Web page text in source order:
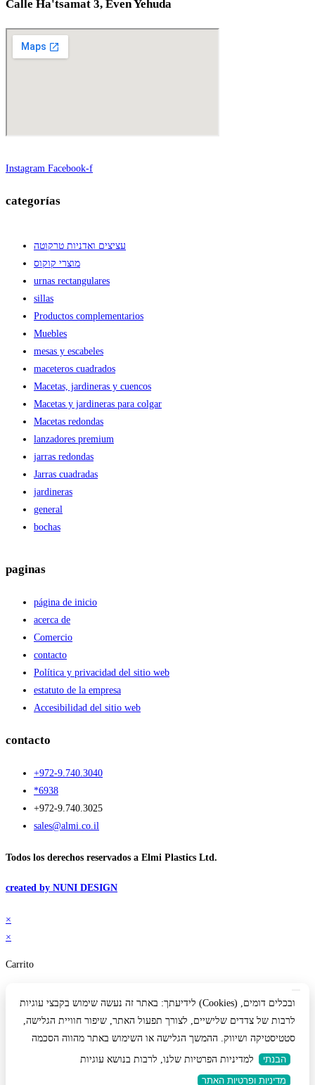
Calle Ha'tsamat 3, Even Yehuda
Instagram Facebook-f
categorías
עציצים ואדניות טרקוטה
מוצרי קוקוס
urnas rectangulares
sillas
Productos complementarios
Muebles
mesas y escabeles
maceteros cuadrados
Macetas, jardineras y cuencos
Macetas y jardineras para colgar
Macetas redondas
lanzadores premium
jarras redondas
Jarras cuadradas
jardineras
general
bochas
paginas
página de inicio
acerca de
Comercio
contacto
Política y privacidad del sitio web
estatuto de la empresa
Accesibilidad del sitio web
contacto
+972-9.740.3040
*6938
+972-9.740.3025
sales@almi.co.il
Todos los derechos reservados a Elmi Plastics Ltd.
created by NUNI DESIGN
×
×
Carrito
לידיעתך: באתר זה נעשה שימוש בקבצי עוגיות (Cookies) ובכלים דומים,
לרבות של צדדים שלישיים, לצורך תפעול האתר, שיפור חוויית הגלישה,
סטטיסטיקה ושיווק. ההמשך הגלישה או השימוש באתר מהווה הסכמה
למדיניות הפרטיות שלנו, לרבות בנושא עוגיות
הבנתי
מדיניות ופרטיות האתר